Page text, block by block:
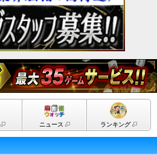
ニュース ランキング